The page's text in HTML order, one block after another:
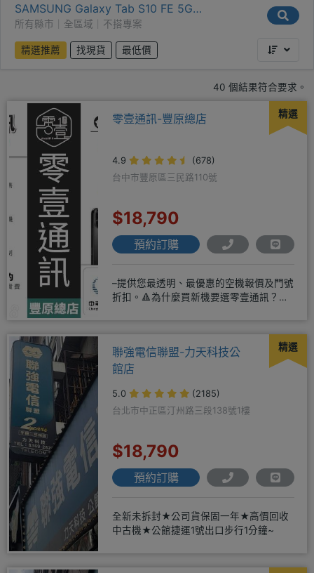
SAMSUNG Galaxy Tab S10 FE 5G
(8GB/128GB)
所有縣市｜全區域｜不搭專案
精選推薦 找現貨 最低價
40 個結果符合要求。
精選
零壹通訊-豐原總店
4.9
(678)
台中市豐原區三民路110號
$18,790
預約訂購
–提供您最透明、最優惠的空機報價及門號
折扣。🔺為什麼買新機要選零壹通訊？
精選
聯強電信聯盟-力天科技公
館店
5.0
(2185)
台北市中正區汀州路三段138號1樓
$18,790
預約訂購
全新未拆封★公司貨保固一年★高價回收
中古機★公館捷運1號出口步行1分鐘~